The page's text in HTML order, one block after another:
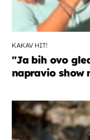
KAKAV HIT!
"Ja bih ovo
napravio show